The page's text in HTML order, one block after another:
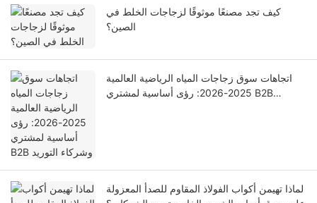
كيف تجد مصنعًا موثوقًا لزجاجات الخلط في
الصين؟
اتجاهات سوق زجاجات المياه الرياضية العالمية
2025-2026: رؤى أساسية لمشتري B2B
لماذا تهيمن أكواب الفولاذ المقاوم للصدأ المعزولة